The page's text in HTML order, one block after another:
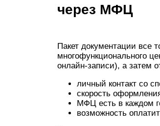
через МФЦ
Пакет документации все
многофункционального
онлайн-записи), а затем
личный контакт со
скорость
МФЦ есть в каждом
возможность